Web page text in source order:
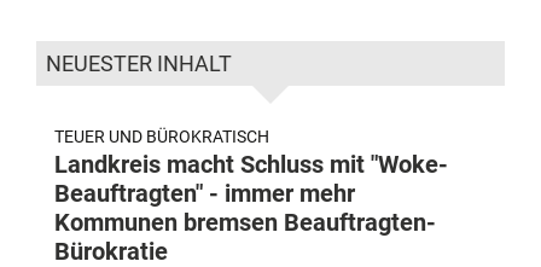
NEUESTER INHALT
TEUER UND BÜROKRATISCH
Landkreis macht Schluss mit "Woke-
Beauftragten" - immer mehr
Kommunen bremsen Beauftragten-
Bürokratie